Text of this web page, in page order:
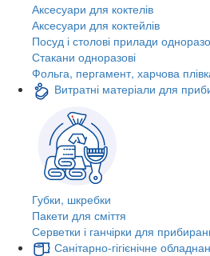
Аксесуари для коктелів
Аксесуари для коктейлів
Посуд і столові прилади
Стакани одноразові
Фольга, пергамент, харчова
Витратні матеріали для
Губки, шкребки
Пакети для сміття
Серветки і ганчірки для
Санітарно-гігієнічне